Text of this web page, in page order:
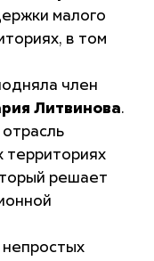
малого
в том
член
Литвинова.
территориях
решает